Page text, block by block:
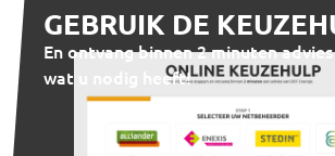
GEBRUIK DE
En ontvang binnen 2 minuten
wat u nodig heeft!